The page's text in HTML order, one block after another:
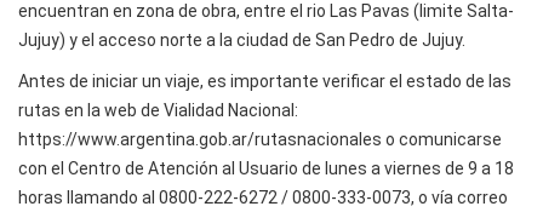
encuentran en zona de obra, entre el rio Las Pavas (limite Salta-
Jujuy) y el acceso norte a la ciudad de San Pedro de Jujuy.
Antes de iniciar un viaje, es importante verificar el estado de las
rutas en la web de Vialidad Nacional:
https://www.argentina.gob.ar/rutasnacionales o comunicarse
con el Centro de Atención al Usuario de lunes a viernes de 9 a 18
horas llamando al 0800-222-6272 / 0800-333-0073, o vía correo